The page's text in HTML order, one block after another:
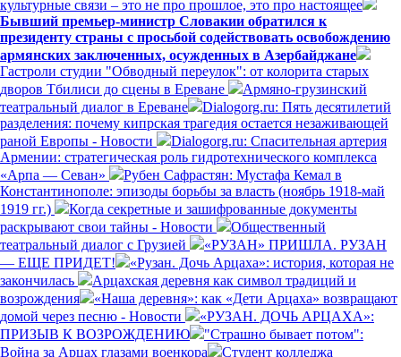
культурные связи – это не про прошлое, это про настоящее
Бывший премьер-министр Словакии обратился к
президенту страны с просьбой содействовать освобождению
армянских заключенных, осужденных в Азербайджане
Гастроли студии "Обводный переулок": от колорита старых
дворов Тбилиси до сцены в Ереване
Армяно-грузинский
театральный диалог в Ереване
Dialogorg.ru: Пять десятилетий
разделения: почему кипрская трагедия остается незаживающей
раной Европы - Новости
Dialogorg.ru: Спасительная артерия
Армении: стратегическая роль гидротехнического комплекса
«Арпа — Севан»
Рубен Сафрастян: Мустафа Кемал в
Константинополе: эпизоды борьбы за власть (ноябрь 1918-май
1919 гг.)
Когда секретные и зашифрованные документы
раскрывают свои тайны - Новости
Общественный
театральный диалог с Грузией
«РУЗАН» ПРИШЛА. РУЗАН
— ЕЩЕ ПРИДЕТ!
«Рузан. Дочь Арцаха»: история, которая не
закончилась
Арцахская деревня как символ традиций и
возрождения
«Наша деревня»: как «Дети Арцаха» возвращают
домой через песню - Новости
«РУЗАН. ДОЧЬ АРЦАХА»:
ПРИЗЫВ К ВОЗРОЖДЕНИЮ
"Страшно бывает потом":
Война за Арцах глазами военкора
Студент колледжа